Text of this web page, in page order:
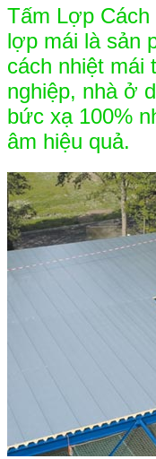
Tấm Lợp Cách
lợp mái là sản
cách nhiệt mái
nghiệp, nhà ở
bức xạ 100%
âm hiệu quả.